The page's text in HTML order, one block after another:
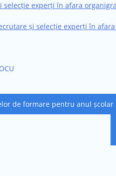
experți în afara
și selecție experți în
de formare pentru anul școlar